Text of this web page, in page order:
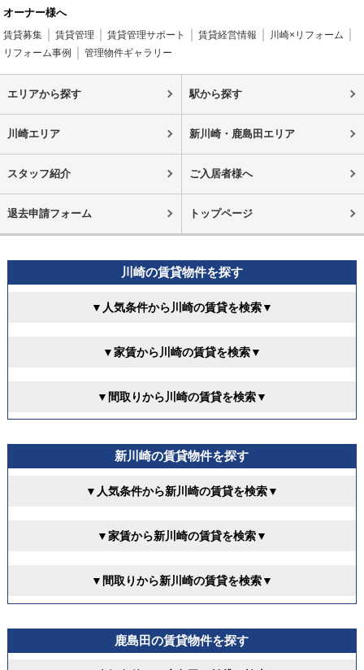
オーナー様へ
賃貸募集 賃貸管理 賃貸管理サポート 賃貸経営情報
川崎×リフォーム
リフォーム事例
管理物件ギャラリー
エリアから探す 駅から探す
川崎エリア 新川崎・鹿島田エリア
スタッフ紹介 ご入居者様へ
退去申請フォーム トップページ
川崎の賃貸物件を探す
▼人気条件から川崎の賃貸を検索▼
▼家賃から川崎の賃貸を検索▼
▼間取りから川崎の賃貸を検索▼
新川崎の賃貸物件を探す
▼人気条件から新川崎の賃貸を検索▼
▼家賃から新川崎の賃貸を検索▼
▼間取りから新川崎の賃貸を検索▼
鹿島田の賃貸物件を探す